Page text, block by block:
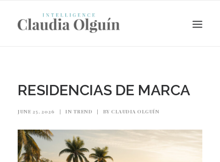
RESIDENCIAS DE MARCA
JUNE 25, 2026 | IN TREND | BY CLAUDIA OLGUÍN